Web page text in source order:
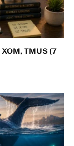
TMUS (7